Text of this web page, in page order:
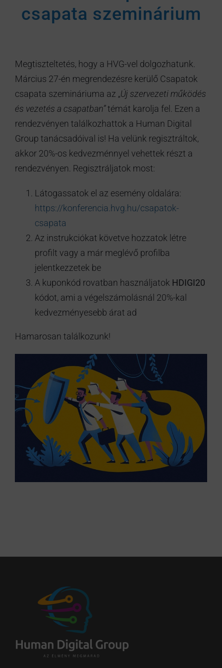
csapata szeminárium
Megtiszteltetés, hogy a HVG-vel dolgozhatunk.
Március 27-én megrendezésre kerülő Csapatok
csapata szemináriuma az „Új szervezeti működés
és vezetés a csapatban”témát karolja fel. Ezen a
rendezvényen találkozhattok a Human Digital
Group tanácsadóival is! Ha velünk regisztráltok,
akkor 20%-os kedvezménnyel vehettek részt a
rendezvényen. Regisztráljatok most:
Látogassatok el az esemény oldalára:
https://konferencia.hvg.hu/csapatok-
csapata
Az instrukciókat követve hozzatok létre
profilt vagy a már meglévő profilba
jelentkezzetek be
A kuponkód rovatban használjatok HDIGI20
kódot, ami a végelszámolásnál 20%-kal
kedvezményesebb árat ad
Hamarosan találkozunk!